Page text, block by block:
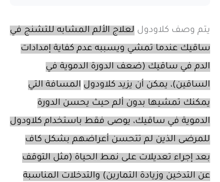
يتم وصف كلاودول لعلاج الألم المشابه للتشنج في
ساقيك عندما تمشي ويسببه عدم كفاية إمدادات
الدم في ساقيك (ضعف الدورة الدموية في
الساقين)، يمكن أن يزيد كلاودول المسافة التي
يمكنك تمشيها بدون ألم حيث يحسن الدورة
الدموية في ساقيك، يوصى فقط باستخدام كلاودول
للمرضى الذين لم تتحسن أعراضهم بشكل كاف
بعد إجراء تعديلات على نمط الحياة (مثل التوقف
عن التدخين وزيادة التمارين) والتدخلات المناسبة